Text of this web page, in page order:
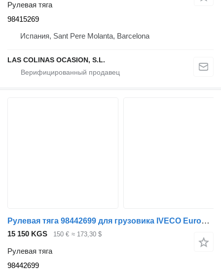
Рулевая тяга
98415269
Испания, Sant Pere Molanta, Barcelona
LAS COLINAS OCASION, S.L.
Рулевая тяга 98442699 для грузовика IVECO EuroCargo
15 150 KGS 150 € ≈ 173,30 $
Рулевая тяга
98442699